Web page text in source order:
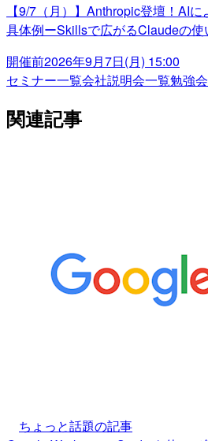
【9/7（月）】Anthropic登壇！AI
具体例ーSkillsで広がるClaudeの使
開催前2026年9月7日(月) 15:00
セミナー一覧会社説明会一覧勉強
関連記事
ちょっと話題の記事